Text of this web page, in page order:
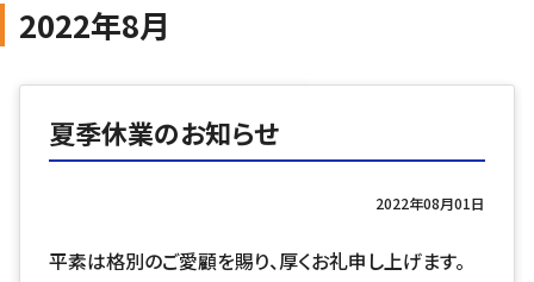
2022年8月
夏季休業のお知らせ
2022年08月01日
平素は格別のご愛顧を賜り、厚くお礼申し上げます。